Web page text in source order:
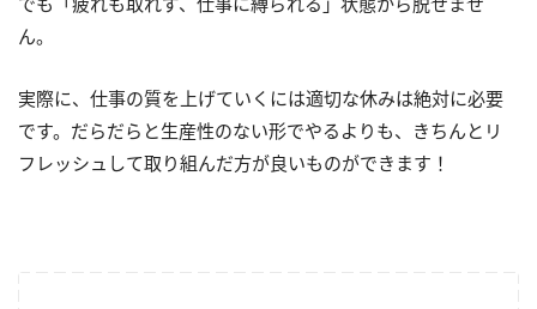
ん。
実際に、仕事の質を上げていくには適切な休みは絶対に必要
です。だらだらと生産性のない形でやるよりも、きちんとリ
フレッシュして取り組んだ方が良いものができます！